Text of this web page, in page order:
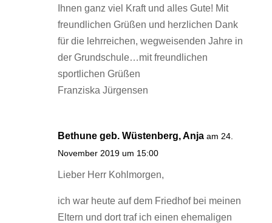
Ihnen ganz viel Kraft und alles Gute! Mit
freundlichen Grüßen und herzlichen Dank
für die lehrreichen, wegweisenden Jahre in
der Grundschule…mit freundlichen
sportlichen Grüßen
Franziska Jürgensen
Bethune geb. Wüstenberg, Anja am 24.
November 2019 um 15:00
Lieber Herr Kohlmorgen,
ich war heute auf dem Friedhof bei meinen
Eltern und dort traf ich einen ehemaligen